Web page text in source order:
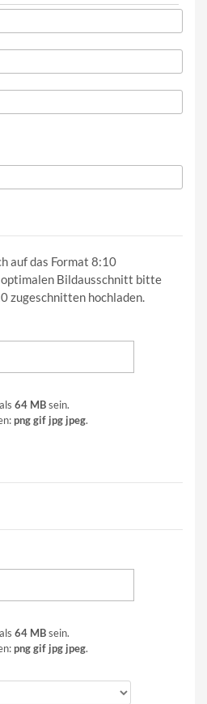
auf das Format 8:10
Bildausschnitt bitte
zugeschnitten hochladen.
64 MBsein.
png gif jpg jpeg.
64 MBsein.
png gif jpg jpeg.